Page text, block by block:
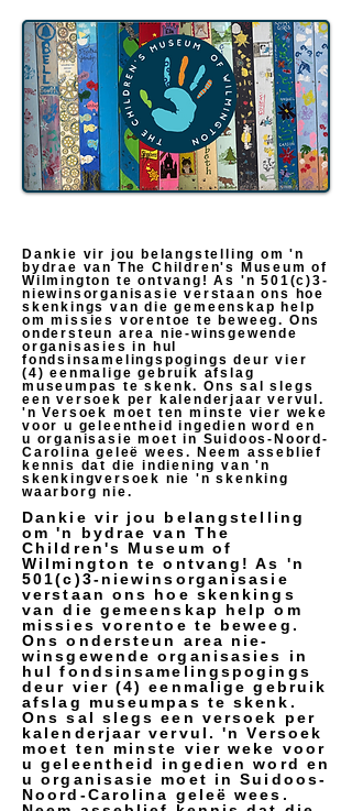
Dankie vir jou belangstelling om 'n
bydrae van The Children's Museum of
Wilmington te ontvang! As 'n 501(c)3-
niewinsorganisasie verstaan ons hoe
skenkings van die gemeenskap help
om missies vorentoe te beweeg. Ons
ondersteun area nie-winsgewende
organisasies in hul
fondsinsamelingspogings deur vier
(4) eenmalige gebruik afslag
museumpas te skenk. Ons sal slegs
een versoek per kalenderjaar vervul.
'n Versoek moet ten minste vier weke
voor u geleentheid ingedien word en
u organisasie moet in Suidoos-Noord-
Carolina geleë wees. Neem asseblief
kennis dat die indiening van 'n
skenkingversoek nie 'n skenking
waarborg nie.
Dankie vir jou belangstelling
om 'n bydrae van The
Children's Museum of
Wilmington te ontvang! As 'n
501(c)3-niewinsorganisasie
verstaan ons hoe skenkings
van die gemeenskap help om
missies vorentoe te beweeg.
Ons ondersteun area nie-
winsgewende organisasies in
hul fondsinsamelingspogings
deur vier (4) eenmalige gebruik
afslag museumpas te skenk.
Ons sal slegs een versoek per
kalenderjaar vervul. 'n Versoek
moet ten minste vier weke voor
u geleentheid ingedien word en
u organisasie moet in Suidoos-
Noord-Carolina geleë wees.